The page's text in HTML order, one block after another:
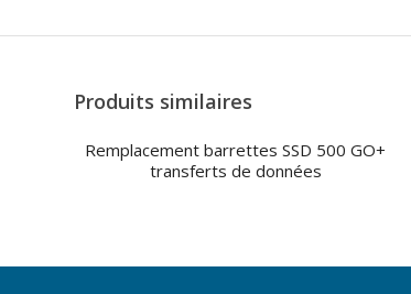
Produits similaires
Remplacement barrettes SSD 500 GO+
transferts de données